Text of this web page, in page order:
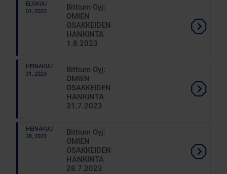
ELOKUU
01, 2023
Bittium Oyj:
OMIEN
OSAKKEIDEN
HANKINTA
1.8.2023
HEINÄKUU
31, 2023
Bittium Oyj:
OMIEN
OSAKKEIDEN
HANKINTA
31.7.2023
HEINÄKUU
28, 2023
Bittium Oyj:
OMIEN
OSAKKEIDEN
HANKINTA
28.7.2023